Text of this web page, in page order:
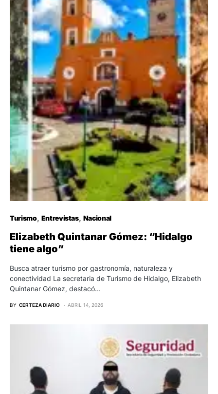
Turismo Entrevistas Nacional
Elizabeth Quintanar Gómez: “Hidalgo
tiene algo”
Busca atraer turismo por gastronomía, naturaleza y
conectividad La secretaria de Turismo de Hidalgo, Elizabeth
Quintanar Gómez, destacó…
BY CERTEZA DIARIO ABRIL 14, 2026